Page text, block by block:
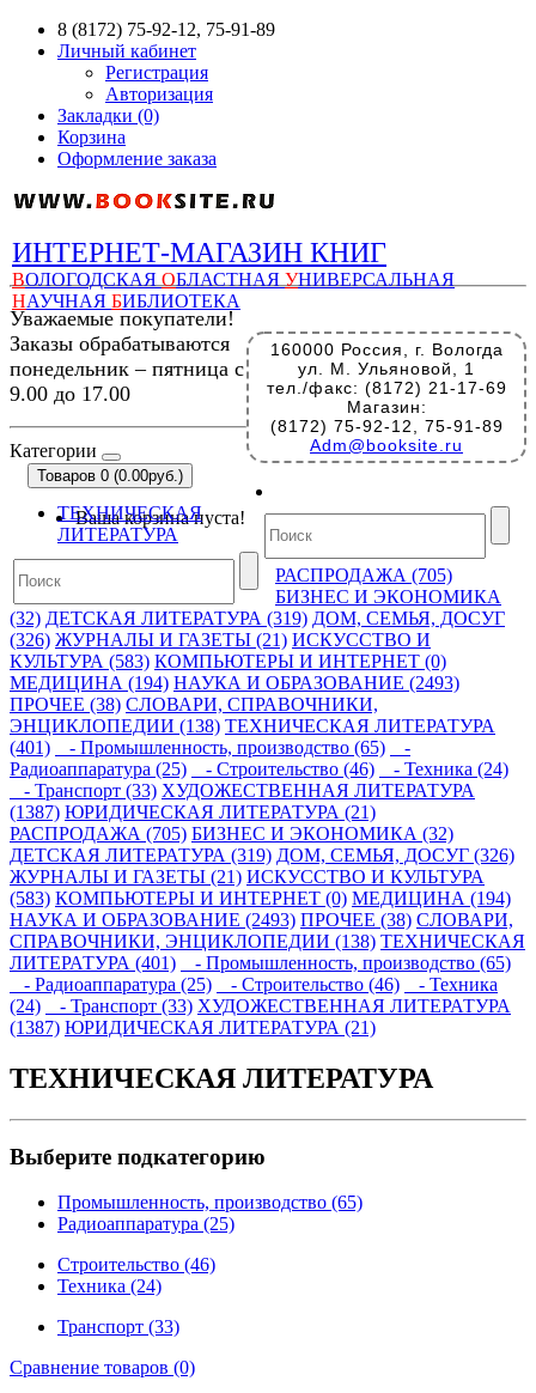
8 (8172) 75-92-12, 75-91-89
Личный кабинет
Регистрация
Авторизация
Закладки (0)
Корзина
Оформление заказа
ИНТЕРНЕТ-МАГАЗИН КНИГ
ВОЛОГОДСКАЯ ОБЛАСТНАЯ УНИВЕРСАЛЬНАЯ
НАУЧНАЯ БИБЛИОТЕКА
160000 Россия, г. Вологда
ул. М. Ульяновой, 1
тел./факс: (8172) 21-17-69
Магазин:
(8172) 75-92-12, 75-91-89
Adm@booksite.ru
Уважаемые покупатели!
Заказы обрабатываются
понедельник – пятница с
9.00 до 17.00
Категории
Товаров 0 (0.00руб.)
Ваша корзина пуста!
ТЕХНИЧЕСКАЯ
ЛИТЕРАТУРА
РАСПРОДАЖА (705)
БИЗНЕС И ЭКОНОМИКА
(32) ДЕТСКАЯ ЛИТЕРАТУРА (319) ДОМ, СЕМЬЯ, ДОСУГ
(326) ЖУРНАЛЫ И ГАЗЕТЫ (21) ИСКУССТВО И
КУЛЬТУРА (583) КОМПЬЮТЕРЫ И ИНТЕРНЕТ (0)
МЕДИЦИНА (194) НАУКА И ОБРАЗОВАНИЕ (2493)
ПРОЧЕЕ (38) СЛОВАРИ, СПРАВОЧНИКИ,
ЭНЦИКЛОПЕДИИ (138) ТЕХНИЧЕСКАЯ ЛИТЕРАТУРА
(401)
- Промышленность, производство (65)
-
Радиоаппаратура (25)
- Строительство (46)
- Техника (24)
- Транспорт (33) ХУДОЖЕСТВЕННАЯ ЛИТЕРАТУРА
(1387) ЮРИДИЧЕСКАЯ ЛИТЕРАТУРА (21)
РАСПРОДАЖА (705) БИЗНЕС И ЭКОНОМИКА (32)
ДЕТСКАЯ ЛИТЕРАТУРА (319) ДОМ, СЕМЬЯ, ДОСУГ (326)
ЖУРНАЛЫ И ГАЗЕТЫ (21) ИСКУССТВО И КУЛЬТУРА
(583) КОМПЬЮТЕРЫ И ИНТЕРНЕТ (0) МЕДИЦИНА (194)
НАУКА И ОБРАЗОВАНИЕ (2493) ПРОЧЕЕ (38) СЛОВАРИ,
СПРАВОЧНИКИ, ЭНЦИКЛОПЕДИИ (138) ТЕХНИЧЕСКАЯ
ЛИТЕРАТУРА (401)
- Промышленность, производство (65)
- Радиоаппаратура (25)
- Строительство (46)
- Техника
(24)
- Транспорт (33) ХУДОЖЕСТВЕННАЯ ЛИТЕРАТУРА
(1387) ЮРИДИЧЕСКАЯ ЛИТЕРАТУРА (21)
ТЕХНИЧЕСКАЯ ЛИТЕРАТУРА
Выберите подкатегорию
Промышленность, производство (65)
Радиоаппаратура (25)
Строительство (46)
Техника (24)
Транспорт (33)
Сравнение товаров (0)